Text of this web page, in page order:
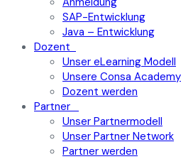
SAP-Entwicklung
Java – Entwicklung
Dozent
Unser eLearning Modell
Unsere Consa Academy
Dozent werden
Partner
Unser Partnermodell
Unser Partner Network
Partner werden